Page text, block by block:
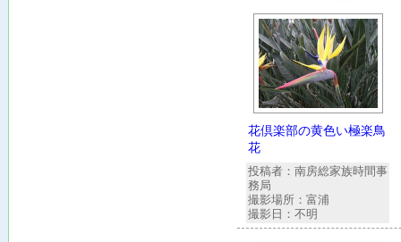
花倶楽部の黄色い極楽鳥
花
投稿者：南房総家族時間事
務局
撮影場所：富浦
撮影日：不明